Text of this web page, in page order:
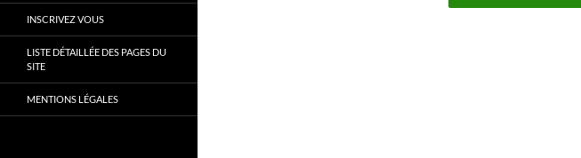
INSCRIVEZ VOUS
LISTE DÉTAILLÉE DES PAGES DU
SITE
MENTIONS LÉGALES